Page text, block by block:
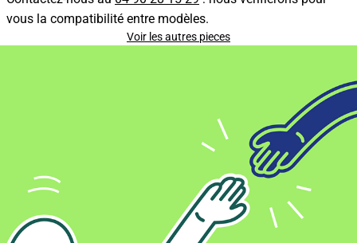
vous la compatibilité entre modèles.
Voir les autres pieces